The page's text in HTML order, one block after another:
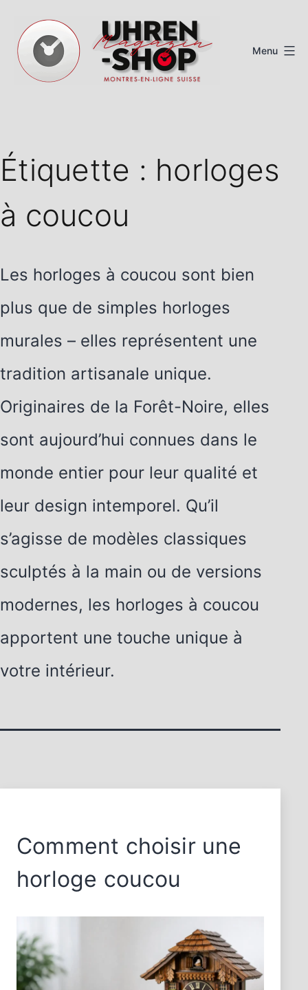
contenu
suisses
Menu
Étiquette : horloges
à coucou
Les horloges à coucou sont bien
plus que de simples horloges
murales – elles représentent une
tradition artisanale unique.
Originaires de la Forêt-Noire, elles
sont aujourd’hui connues dans le
monde entier pour leur qualité et
leur design intemporel. Qu’il
s’agisse de modèles classiques
sculptés à la main ou de versions
modernes, les horloges à coucou
apportent une touche unique à
votre intérieur.
Comment choisir une
horloge coucou